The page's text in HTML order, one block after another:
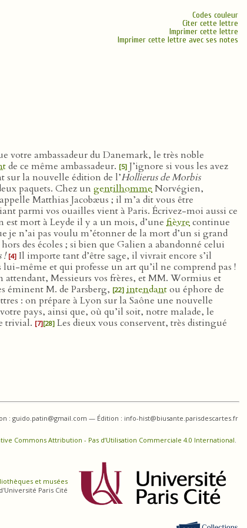
Codes couleur
Citer cette lettre
Imprimer cette lettre
Imprimer cette lettre avec ses notes
votre ambassadeur du Danemark, le très noble
de ce même ambassadeur. [5] J’ignore si vous les avez
sur la nouvelle édition de l’Hollierus de Morbis
paquets. Chez un gentilhommeNorvégien,
Matthias Jacobæus ; il m’a dit vous être
parmi vos ouailles vient à Paris. Écrivez-moi aussi ce
mort à Leyde il y a un mois, d’une fièvrecontinue
je n’ai pas voulu m’étonner de la mort d’un si grand
des écoles ; si bien que Galien a abandonné celui
! [4] Il importe tant d’être sage, il vivrait encore s’il
même et qui professe un art qu’il ne comprend pas !
attendant, Messieurs vos frères, et MM. Wormius et
éminent M. de Parsberg, [22] intendantou éphore de
: on prépare à Lyon sur la Saône une nouvelle
pays, ainsi que, où qu’il soit, notre malade, le
trivial. [7][28] Les dieux vous conservent, très distingué
: guido.patin@gmail.com — Édition : info-hist@biusante.parisdescartes.fr
Commons Attribution - Pas d’Utilisation Commerciale 4.0 International.
et musées
d'Université Paris Cité